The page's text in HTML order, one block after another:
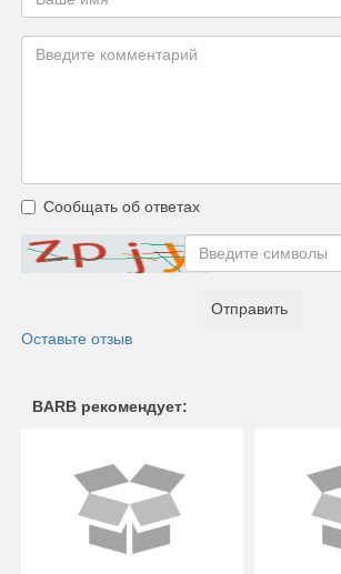
Сообщать об ответах
Отправить
Оставьте отзыв
BARB рекомендует: